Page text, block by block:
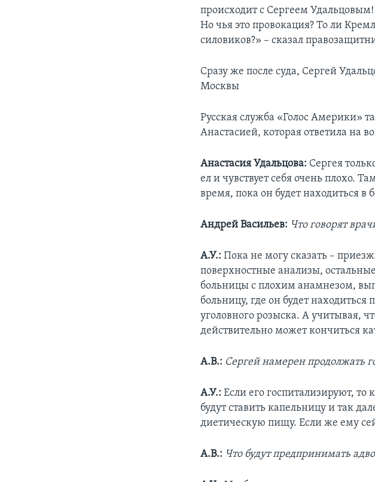
происходит с Сергеем
Но чья это провокация? То ли
силовиков?» – сказал
Сразу же после суда, Сергей
Москвы
Русская служба «Голос Америки»
Анастасией, которая ответила на
Анастасия Удальцова: Сергея
ел и чувствует себя очень плохо.
время, пока он будет находиться в
Андрей Васильев: Что говорят
А.У.: Пока не могу сказать –
поверхностные анализы,
больницы с плохим анамнезом,
больницу, где он будет
уголовного розыска. А учитывая,
действительно может кончиться
А.В.: Сергей намерен продолжать
А.У.: Если его госпитализируют, то
будут ставить капельницу и так
диетическую пищу. Если же ему
А.В.: Что будут предпринимать